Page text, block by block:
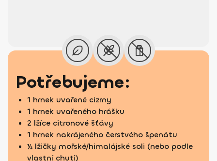
Potřebujeme:
1 hrnek uvařené cizrny
1 hrnek uvařeného hrášku
2 lžíce citronové šťávy
1 hrnek nakrájeného čerstvého špenátu
½ lžičky mořské/himalájské soli (nebo podle
vlastní chuti)